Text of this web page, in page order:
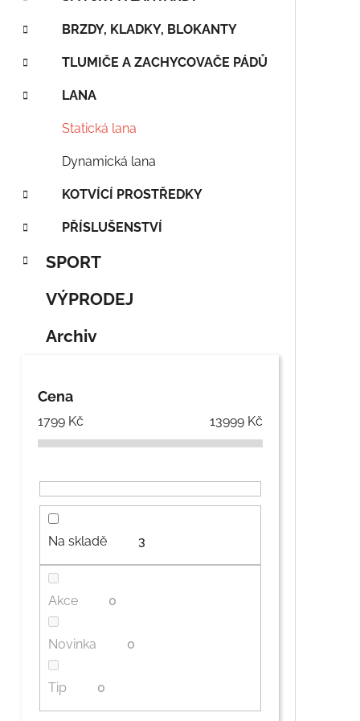
n
í
a
n
BRZDY, KLADKY, BLOKANTY
TLUMIČE A ZACHYCOVAČE PÁDŮ
LANA
Statická lana
Dynamická lana
KOTVÍCÍ PROSTŘEDKY
PŘÍSLUŠENSTVÍ
SPORT
VÝPRODEJ
Archiv
Cena
1799Kč 13999Kč
Na skladě 3
Akce 0
Novinka 0
Tip 0